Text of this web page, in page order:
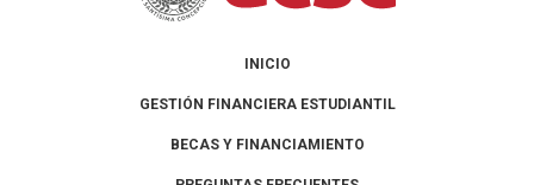
INICIO
GESTIÓN FINANCIERA ESTUDIANTIL
BECAS Y FINANCIAMIENTO